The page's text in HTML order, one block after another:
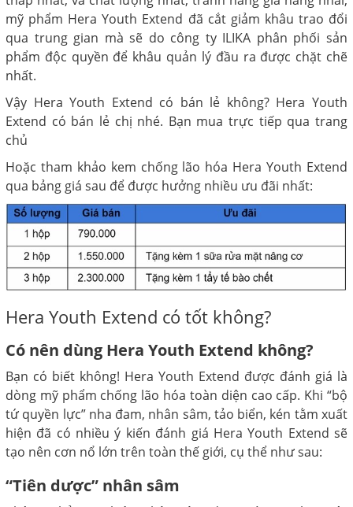
mỹ phẩm Hera Youth Extend đã cắt giảm khâu trao đổi
qua trung gian mà sẽ do công ty ILIKA phân phối sản
phẩm độc quyền để khâu quản lý đầu ra được chặt chẽ
nhất.
Vậy Hera Youth Extend có bán lẻ không? Hera Youth
Extend có bán lẻ chị nhé. Bạn mua trực tiếp qua trang
chủ
Hoặc tham khảo kem chống lão hóa Hera Youth Extend
qua bảng giá sau để được hưởng nhiều ưu đãi nhất:
Hera Youth Extend có tốt không?
Có nên dùng Hera Youth Extend không?
Bạn có biết không! Hera Youth Extend được đánh giá là
dòng mỹ phẩm chống lão hóa toàn diện cao cấp. Khi “bộ
tứ quyền lực” nha đam, nhân sâm, tảo biển, kén tằm xuất
hiện đã có nhiều ý kiến đánh giá Hera Youth Extend sẽ
tạo nên cơn nổ lớn trên toàn thế giới, cụ thể như sau:
“Tiên dược” nhân sâm